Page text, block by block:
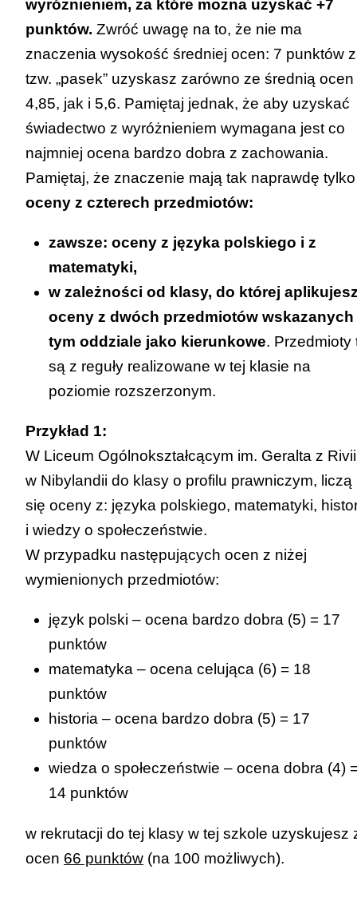
wyróżnieniem, za które można uzyskać +7
punktów. Zwróć uwagę na to, że nie ma
znaczenia wysokość średniej ocen: 7 punktów
tzw. „pasek” uzyskasz zarówno ze średnią ocen
4,85, jak i 5,6. Pamiętaj jednak, że aby uzyskać
świadectwo z wyróżnieniem wymagana jest co
najmniej ocena bardzo dobra z zachowania.
Pamiętaj, że znaczenie mają tak naprawdę tylko
oceny z czterech przedmiotów:
zawsze: oceny z języka polskiego i z
matematyki,
w zależności od klasy, do której
oceny z dwóch przedmiotów wskazanych
tym oddziale jako kierunkowe. Przedmioty
są z reguły realizowane w tej klasie na
poziomie rozszerzonym.
Przykład 1:
W Liceum Ogólnokształcącym im. Geralta z Rivii
w Nibylandii do klasy o profilu prawniczym, liczą
się oceny z: języka polskiego, matematyki,
i wiedzy o społeczeństwie.
W przypadku następujących ocen z niżej
wymienionych przedmiotów:
język polski – ocena bardzo dobra (5) = 17
punktów
matematyka – ocena celująca (6) = 18
punktów
historia – ocena bardzo dobra (5) = 17
punktów
wiedza o społeczeństwie – ocena dobra (4)
14 punktów
w rekrutacji do tej klasy w tej szkole uzyskujesz
ocen 66 punktów (na 100 możliwych).